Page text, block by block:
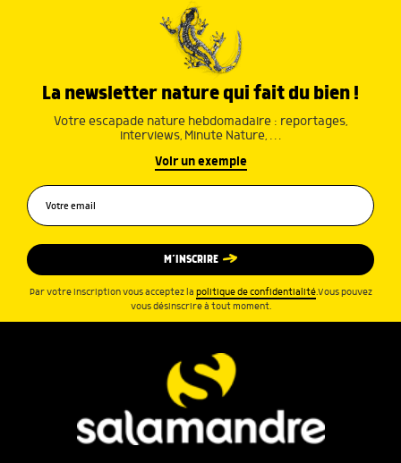
La newsletter nature qui fait du bien !
Votre escapade nature hebdomadaire : reportages,
interviews, Minute Nature, …
Voir un exemple
M’INSCRIRE
Par votre inscription vous acceptez la politique de confidentialité.Vous pouvez
vous désinscrire à tout moment.